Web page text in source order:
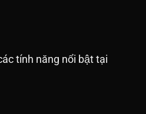
tính năng nổi bật tại